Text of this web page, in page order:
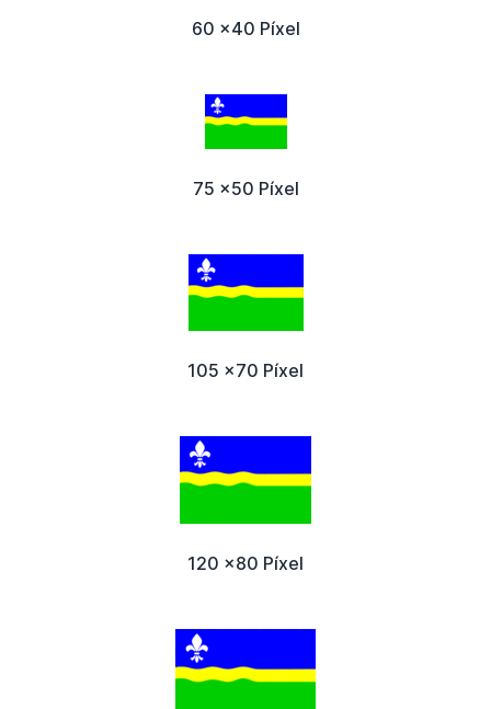
60 x40 Píxel
75 x50 Píxel
105 x70 Píxel
120 x80 Píxel